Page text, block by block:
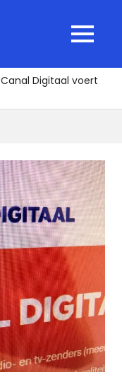
MENU
Canal Digitaal voert